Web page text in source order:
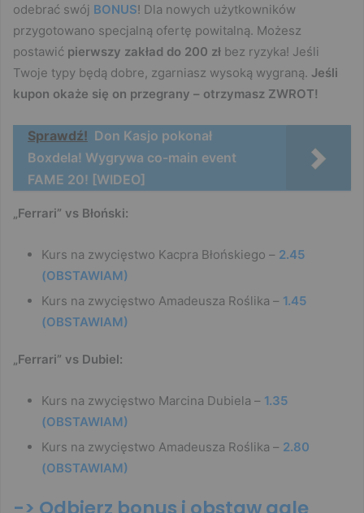
odebrać swój BONUS! Dla nowych użytkowników
przygotowano specjalną ofertę powitalną. Możesz
postawić pierwszy zakład do 200 zł bez ryzyka! Jeśli
Twoje typy będą dobre, zgarniasz wysoką wygraną. Jeśli
kupon okaże się on przegrany – otrzymasz ZWROT!
Sprawdź! Don Kasjo pokonał
Boxdela! Wygrywa co-main event
FAME 20! [WIDEO]
„Ferrari” vs Błoński:
Kurs na zwycięstwo Kacpra Błońskiego – 2.45
(OBSTAWIAM)
Kurs na zwycięstwo Amadeusza Roślika – 1.45
(OBSTAWIAM)
„Ferrari” vs Dubiel:
Kurs na zwycięstwo Marcina Dubiela – 1.35
(OBSTAWIAM)
Kurs na zwycięstwo Amadeusza Roślika – 2.80
(OBSTAWIAM)